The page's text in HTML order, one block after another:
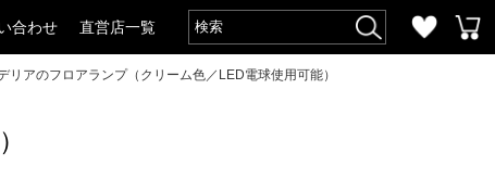
合わせ 直営店一覧
リアのフロアランプ（クリーム色／LED電球使用可能）